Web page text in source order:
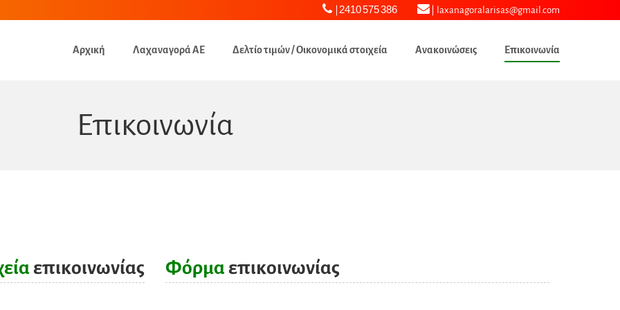
2410 575 386 laxanagoralarisas@gmail.com
Αρχική Λαχαναγορά ΑΕ Δελτίο τιμών / Οικονομικά στοιχεία Ανακοινώσεις Επικοινωνία
Επικοινωνία
επικοινωνίας Φόρμα επικοινωνίας